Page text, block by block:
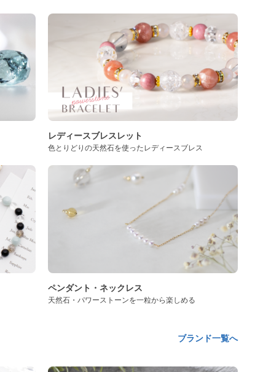
レディースブレスレット
色とりどりの天然石を使ったレディースブレス
ペンダント・ネックレス
天然石・パワーストーンを一粒から楽しめる
ブランド一覧へ